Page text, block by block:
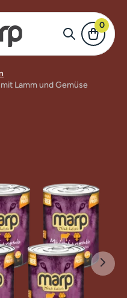
0
Marp Variety
Marp
Nassfutter
Leckerlis für
Leckerlis für
Kleidung
Lamm und Gemüse